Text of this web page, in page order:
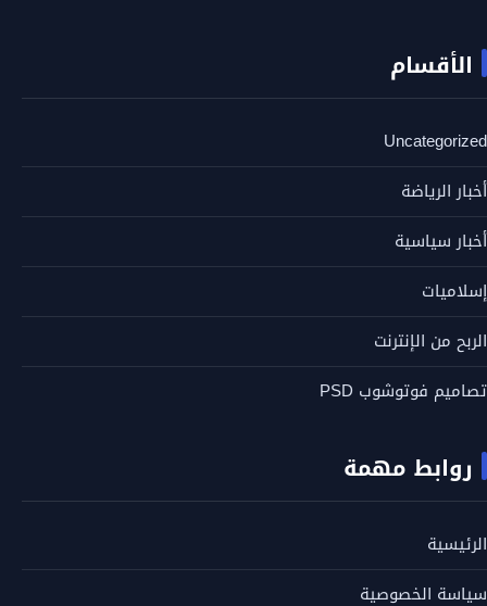
الأقسام
Uncategorized
أخبار الرياضة
أخبار سياسية
إسلاميات
الربح من الإنترنت
تصاميم فوتوشوب PSD
روابط مهمة
الرئيسية
سياسة الخصوصية